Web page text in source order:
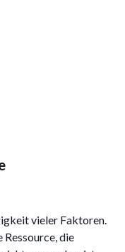
vieler Faktoren.
die